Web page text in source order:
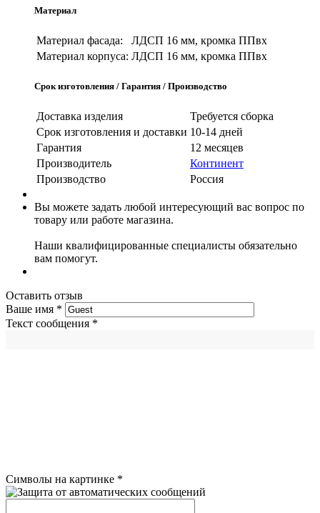
Материал
Материал фасада:
ЛДСП 16 мм, кромка ППвх
Материал корпуса: ЛДСП 16 мм, кромка ППвх
Срок изготовления / Гарантия / Производство
Доставка изделия
Требуется сборка
Срок изготовления и доставки 10-14 дней
Гарантия
12 месяцев
Производитель
Континент
Производство
Россия
Вы можете задать любой интересующий вас вопрос по
товару или работе магазина.
Наши квалифицированные специалисты обязательно
вам помогут.
Оставить отзыв
Ваше имя *
Текст сообщения *
Символы на картинке *